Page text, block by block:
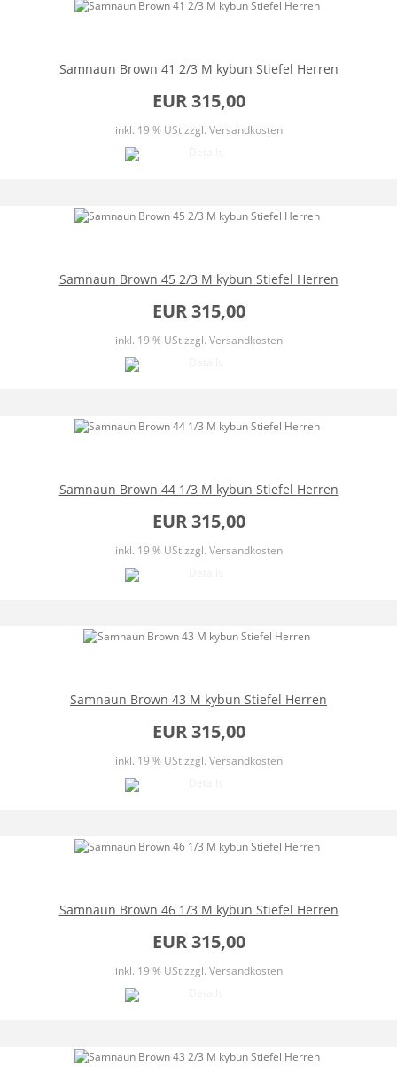
Samnaun Brown 41 2/3 M kybun Stiefel Herren
EUR 315,00
inkl. 19 % UStzzgl. Versandkosten
Samnaun Brown 45 2/3 M kybun Stiefel Herren
EUR 315,00
inkl. 19 % UStzzgl. Versandkosten
Samnaun Brown 44 1/3 M kybun Stiefel Herren
EUR 315,00
inkl. 19 % UStzzgl. Versandkosten
Samnaun Brown 43 M kybun Stiefel Herren
EUR 315,00
inkl. 19 % UStzzgl. Versandkosten
Samnaun Brown 46 1/3 M kybun Stiefel Herren
EUR 315,00
inkl. 19 % UStzzgl. Versandkosten